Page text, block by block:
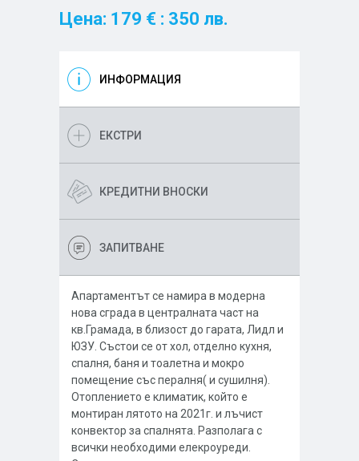
Цена: 179 € : 350 лв.
ИНФОРМАЦИЯ
ЕКСТРИ
КРЕДИТНИ ВНОСКИ
ЗАПИТВАНЕ
Апартаментът се намира в модерна
нова сграда в централната част на
кв.Грамада, в близост до гарата, Лидл и
ЮЗУ. Състои се от хол, отделно кухня,
спалня, баня и тоалетна и мокро
помещение със пералня( и сушилня).
Отоплението е климатик, който е
монтиран лятото на 2021г. и лъчист
конвектор за спалнята. Разполага с
всички необходими елекроуреди.